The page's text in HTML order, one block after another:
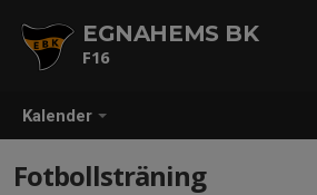
Kalender
EGNAHEMS BK
F16
Fotbollsträning